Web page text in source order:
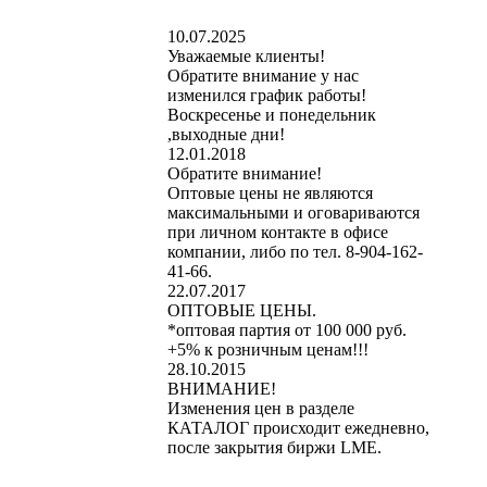
10.07.2025
Уважаемые клиенты!
Обратите внимание у нас
изменился график работы!
Воскресенье и понедельник
,выходные дни!
12.01.2018
Обратите внимание!
Оптовые цены не являются
максимальными и оговариваются
при личном контакте в офисе
компании, либо по тел. 8-904-162-
41-66.
22.07.2017
ОПТОВЫЕ ЦЕНЫ.
*оптовая партия от 100 000 руб.
+5% к розничным ценам!!!
28.10.2015
ВНИМАНИЕ!
Изменения цен в разделе
КАТАЛОГ происходит ежедневно,
после закрытия биржи LME.